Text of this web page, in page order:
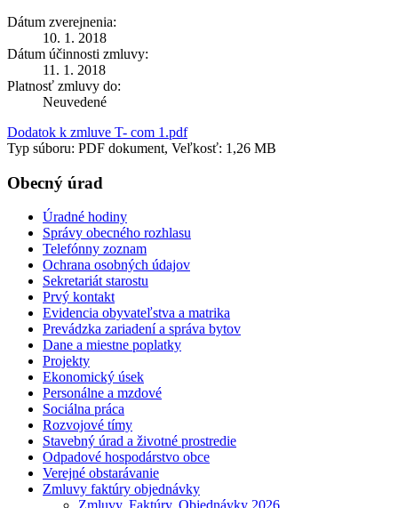
Dátum zverejnenia:
10. 1. 2018
Dátum účinnosti zmluvy:
11. 1. 2018
Platnosť zmluvy do:
Neuvedené
Dodatok k zmluve T- com 1.pdf
Typ súboru: PDF dokument, Veľkosť: 1,26 MB
Obecný úrad
Úradné hodiny
Správy obecného rozhlasu
Telefónny zoznam
Ochrana osobných údajov
Sekretariát starostu
Prvý kontakt
Evidencia obyvateľstva a matrika
Prevádzka zariadení a správa bytov
Dane a miestne poplatky
Projekty
Ekonomický úsek
Personálne a mzdové
Sociálna práca
Rozvojové tímy
Stavebný úrad a životné prostredie
Odpadové hospodárstvo obce
Verejné obstarávanie
Zmluvy faktúry objednávky